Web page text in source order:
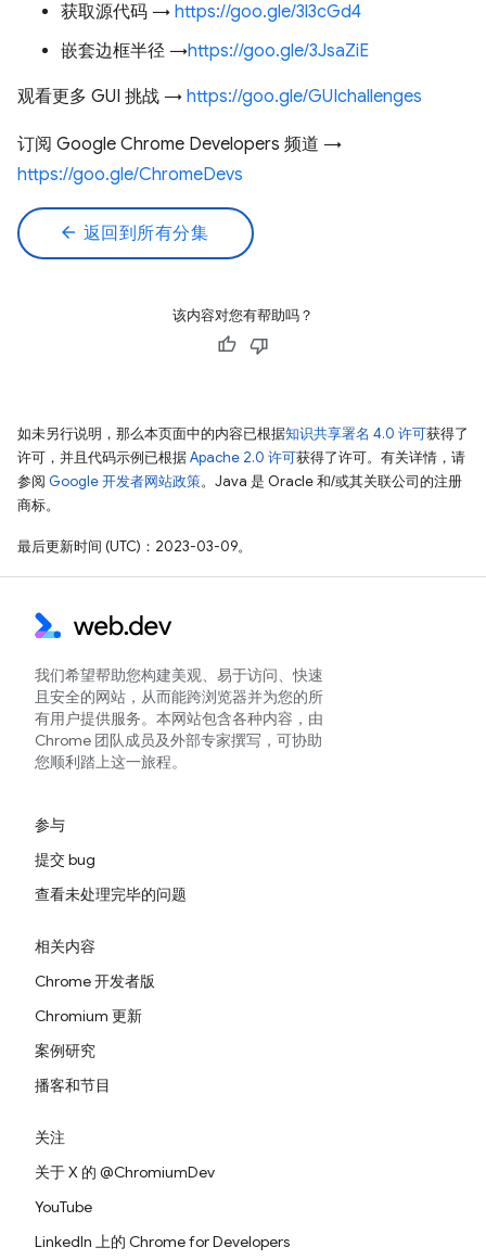
获取源代码 → https://goo.gle/3l3cGd4
嵌套边框半径 →https://goo.gle/3JsaZiE
观看更多 GUI 挑战 → https://goo.gle/GUIchallenges
订阅 Google Chrome Developers 频道 →
https://goo.gle/ChromeDevs
arrow_back 返回到所有分集
该内容对您有帮助吗？
如未另行说明，那么本页面中的内容已根据知识共享署名 4.0 许可获得了
许可，并且代码示例已根据Apache 2.0 许可获得了许可。有关详情，请
参阅 Google 开发者网站政策。Java 是 Oracle 和/或其关联公司的注册
商标。
最后更新时间 (UTC)：2023-03-09。
我们希望帮助您构建美观、易于访问、快速
且安全的网站，从而能跨浏览器并为您的所
有用户提供服务。本网站包含各种内容，由
Chrome 团队成员及外部专家撰写，可协助
您顺利踏上这一旅程。
参与
提交 bug
查看未处理完毕的问题
相关内容
Chrome 开发者版
Chromium 更新
案例研究
播客和节目
关注
关于 X 的 @ChromiumDev
YouTube
LinkedIn 上的 Chrome for Developers